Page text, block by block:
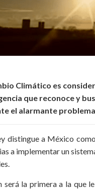
Climático es
que reconoce y
el alarmante
distingue a México
a implementar un
será la primera a la que